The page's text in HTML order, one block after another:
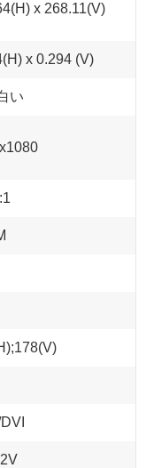
x 268.11(V)
x 0.294 (V)
い